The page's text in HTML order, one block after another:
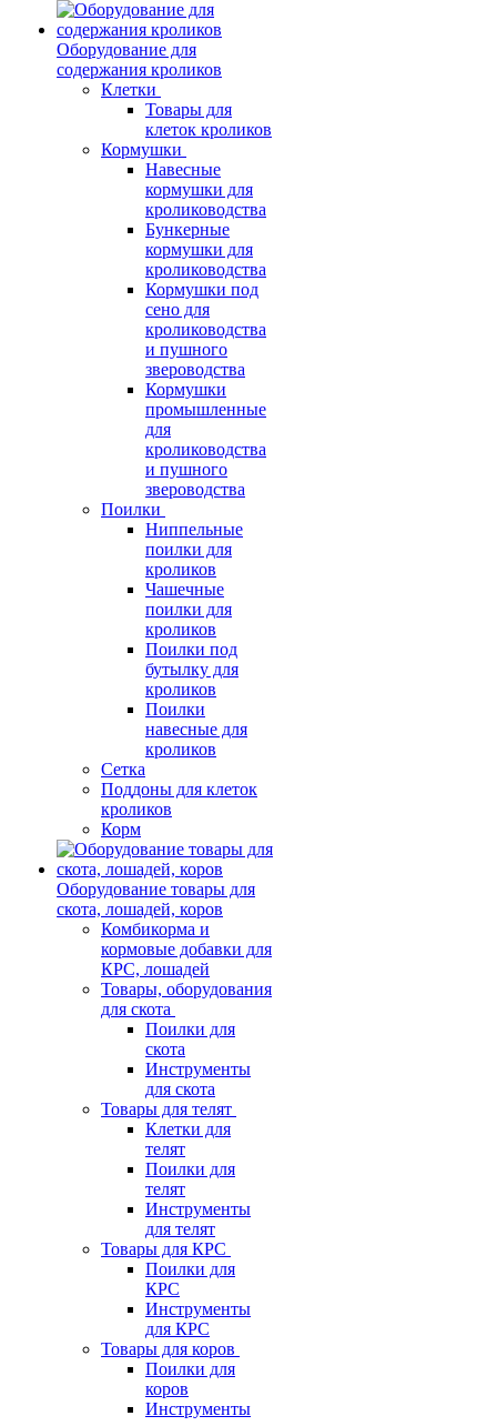
Оборудование для
содержания кроликов
Клетки
Товары для
клеток кроликов
Кормушки
Навесные
кормушки для
кролиководства
Бункерные
кормушки для
кролиководства
Кормушки под
сено для
кролиководства
и пушного
звероводства
Кормушки
промышленные
для
кролиководства
и пушного
звероводства
Поилки
Ниппельные
поилки для
кроликов
Чашечные
поилки для
кроликов
Поилки под
бутылку для
кроликов
Поилки
навесные для
кроликов
Сетка
Поддоны для клеток
кроликов
Корм
Оборудование товары для
скота, лошадей, коров
Комбикорма и
кормовые добавки для
КРС, лошадей
Товары, оборудования
для скота
Поилки для
скота
Инструменты
для скота
Товары для телят
Клетки для
телят
Поилки для
телят
Инструменты
для телят
Товары для КРС
Поилки для
КРС
Инструменты
для КРС
Товары для коров
Поилки для
коров
Инструменты